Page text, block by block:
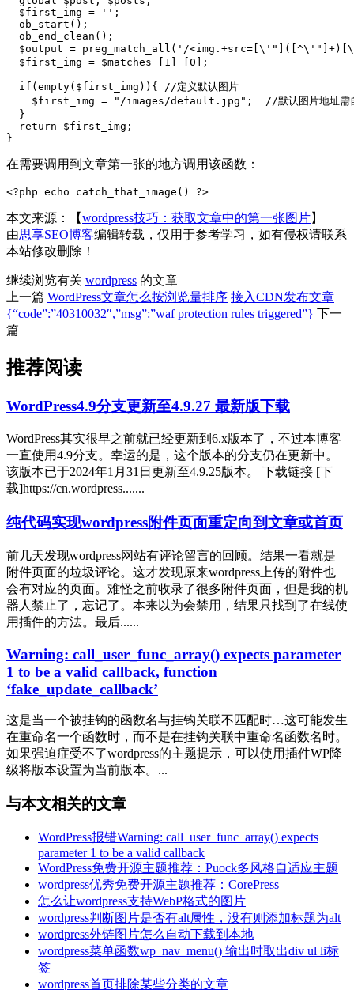
  $first_img = '';
  ob_start();
  ob_end_clean();
$output = preg_match_all('/
  $first_img = $matches [1] [0];
  if(empty($first_img)){ //定义默认图片
$first_img = "/images/default.jpg";  //默认图片地址需
  }
  return $first_img;
}
在需要调用到文章第一张的地方调用该函数：
<?php echo catch_that_image() ?>
本文来源：【wordpress技巧：获取文章中的第一张图片】
由思享SEO博客编辑转载，仅用于参考学习，如有侵权请联系
本站修改删除！
继续浏览有关 wordpress 的文章
上一篇 WordPress文章怎么按浏览量排序 接入CDN发布文章
{“code”:”40310032″,”msg”:”waf protection rules triggered”} 下一
篇
推荐阅读
WordPress4.9分支更新至4.9.27 最新版下载
WordPress其实很早之前就已经更新到6.x版本了，不过本博客
一直使用4.9分支。幸运的是，这个版本的分支仍在更新中。
该版本已于2024年1月31日更新至4.9.25版本。 下载链接 [下
载]https://cn.wordpress.......
纯代码实现wordpress附件页面重定向到文章或首页
前几天发现wordpress网站有评论留言的回顾。结果一看就是
附件页面的垃圾评论。这才发现原来wordpress上传的附件也
会有对应的页面。难怪之前收录了很多附件页面，但是我的机
器人禁止了，忘记了。本来以为会禁用，结果只找到了在线使
用插件的方法。最后......
Warning: call_user_func_array() expects parameter
1 to be a valid callback, function
‘fake_update_callback’
这是当一个被挂钩的函数名与挂钩关联不匹配时…这可能发生
在重命名一个函数时，而不是在挂钩关联中重命名函数名时。
如果强迫症受不了wordpress的主题提示，可以使用插件WP降
级将版本设置为当前版本。...
与本文相关的文章
WordPress报错Warning: call_user_func_array() expects
parameter 1 to be a valid callback
WordPress免费开源主题推荐：Puock多风格自适应主题
wordpress优秀免费开源主题推荐：CorePress
怎么让wordpress支持WebP格式的图片
wordpress判断图片是否有alt属性，没有则添加标题为alt
wordpress外链图片怎么自动下载到本地
wordpress菜单函数wp_nav_menu() 输出时取出div ul li标
签
wordpress首页排除某些分类的文章